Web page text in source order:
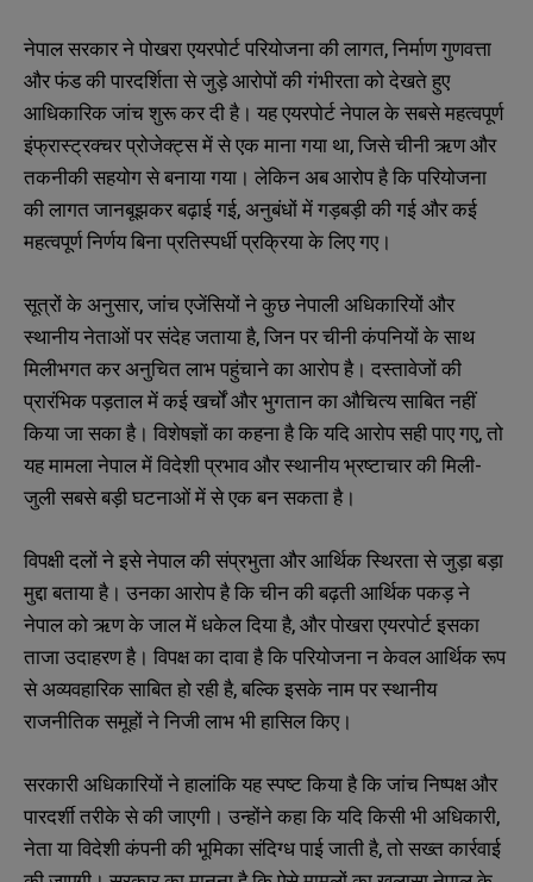
नेपाल सरकार ने पोखरा एयरपोर्ट परियोजना की लागत, निर्माण गुणवत्ता
और फंड की पारदर्शिता से जुड़े आरोपों की गंभीरता को देखते हुए
आधिकारिक जांच शुरू कर दी है। यह एयरपोर्ट नेपाल के सबसे महत्वपूर्ण
इंफ्रास्ट्रक्चर प्रोजेक्ट्स में से एक माना गया था, जिसे चीनी ऋण और
तकनीकी सहयोग से बनाया गया। लेकिन अब आरोप है कि परियोजना
की लागत जानबूझकर बढ़ाई गई, अनुबंधों में गड़बड़ी की गई और कई
महत्वपूर्ण निर्णय बिना प्रतिस्पर्धी प्रक्रिया के लिए गए।
सूत्रों के अनुसार, जांच एजेंसियों ने कुछ नेपाली अधिकारियों और
स्थानीय नेताओं पर संदेह जताया है, जिन पर चीनी कंपनियों के साथ
मिलीभगत कर अनुचित लाभ पहुंचाने का आरोप है। दस्तावेजों की
प्रारंभिक पड़ताल में कई खर्चों और भुगतान का औचित्य साबित नहीं
किया जा सका है। विशेषज्ञों का कहना है कि यदि आरोप सही पाए गए, तो
यह मामला नेपाल में विदेशी प्रभाव और स्थानीय भ्रष्टाचार की मिली-
जुली सबसे बड़ी घटनाओं में से एक बन सकता है।
विपक्षी दलों ने इसे नेपाल की संप्रभुता और आर्थिक स्थिरता से जुड़ा बड़ा
मुद्दा बताया है। उनका आरोप है कि चीन की बढ़ती आर्थिक पकड़ ने
नेपाल को ऋण के जाल में धकेल दिया है, और पोखरा एयरपोर्ट इसका
ताजा उदाहरण है। विपक्ष का दावा है कि परियोजना न केवल आर्थिक रूप
से अव्यवहारिक साबित हो रही है, बल्कि इसके नाम पर स्थानीय
राजनीतिक समूहों ने निजी लाभ भी हासिल किए।
सरकारी अधिकारियों ने हालांकि यह स्पष्ट किया है कि जांच निष्पक्ष और
पारदर्शी तरीके से की जाएगी। उन्होंने कहा कि यदि किसी भी अधिकारी,
नेता या विदेशी कंपनी की भूमिका संदिग्ध पाई जाती है, तो सख्त कार्रवाई